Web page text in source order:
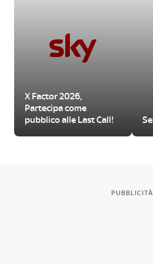
X Factor 2026,
Partecipa come
pubblico alle Last Call!
PUBBLICITÀ